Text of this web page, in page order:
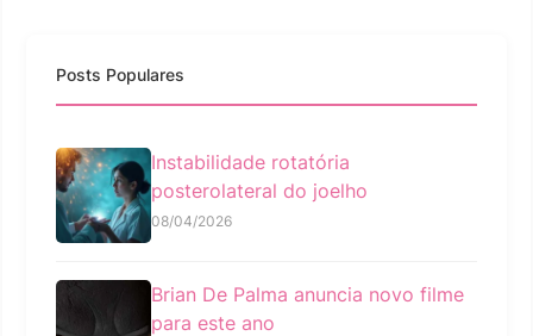
Posts Populares
Instabilidade rotatória
posterolateral do joelho
08/04/2026
Brian De Palma anuncia novo filme
para este ano